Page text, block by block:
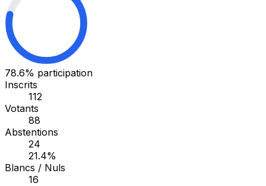
78.6% participation
Inscrits
112
Votants
88
Abstentions
24
21.4%
Blancs / Nuls
16